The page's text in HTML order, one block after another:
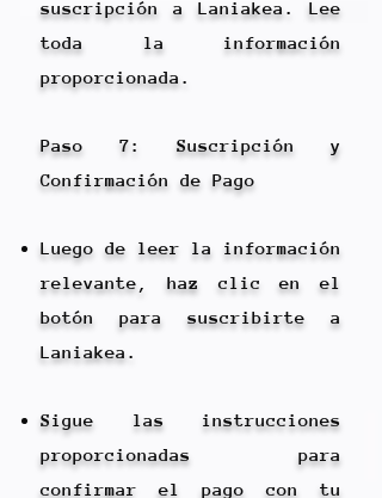
suscripción a Laniakea. Lee
toda la información
proporcionada.
Paso 7: Suscripción y
Confirmación de Pago
Luego de leer la información
relevante, haz clic en el
botón para suscribirte a
Laniakea.
Sigue las instrucciones
proporcionadas para
confirmar el pago con tu